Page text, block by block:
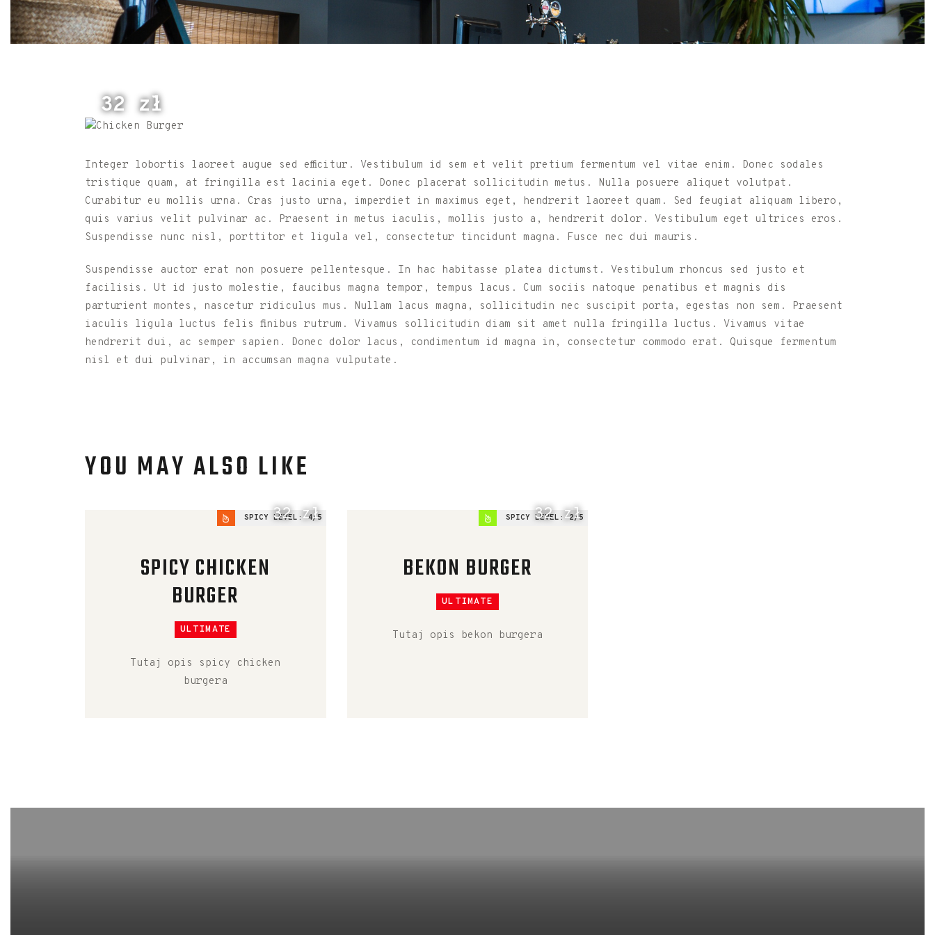
32 zł
Integer lobortis laoreet augue sed efficitur. Vestibulum id sem et velit pretium fermentum vel vitae enim. Donec sodales
tristique quam, at fringilla est lacinia eget. Donec placerat sollicitudin metus. Nulla posuere aliquet volutpat.
Curabitur eu mollis urna. Cras justo urna, imperdiet in maximus eget, hendrerit laoreet quam. Sed feugiat aliquam libero,
quis varius velit pulvinar ac. Praesent in metus iaculis, mollis justo a, hendrerit dolor. Vestibulum eget ultrices eros.
Suspendisse nunc nisl, porttitor et ligula vel, consectetur tincidunt magna. Fusce nec dui mauris.
Suspendisse auctor erat non posuere pellentesque. In hac habitasse platea dictumst. Vestibulum rhoncus sed justo et
facilisis. Ut id justo molestie, faucibus magna tempor, tempus lacus. Cum sociis natoque penatibus et magnis dis
parturient montes, nascetur ridiculus mus. Nullam lacus magna, sollicitudin nec suscipit porta, egestas non sem. Praesent
iaculis ligula luctus felis finibus rutrum. Vivamus sollicitudin diam sit amet nulla fringilla luctus. Vivamus vitae
hendrerit dui, ac semper sapien. Donec dolor lacus, condimentum id magna in, consectetur commodo erat. Quisque fermentum
nisl et dui pulvinar, in accumsan magna vulputate.
YOU MAY ALSO LIKE
SPICY LEVEL: 4
32 zł
SPICY CHICKEN
BURGER
ULTIMATE
Tutaj opis spicy chicken
burgera
SPICY LEVEL: 2
32 zł
BEKON BURGER
ULTIMATE
Tutaj opis bekon burgera